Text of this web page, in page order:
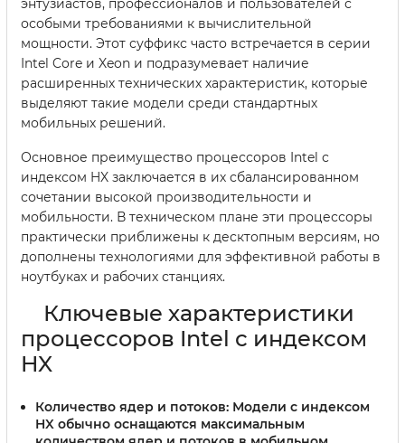
энтузиастов, профессионалов и пользователей с
особыми требованиями к вычислительной
мощности. Этот суффикс часто встречается в серии
Intel Core и Xeon и подразумевает наличие
расширенных технических характеристик, которые
выделяют такие модели среди стандартных
мобильных решений.
Основное преимущество процессоров Intel с
индексом HX заключается в их сбалансированном
сочетании высокой производительности и
мобильности. В техническом плане эти процессоры
практически приближены к десктопным версиям, но
дополнены технологиями для эффективной работы в
ноутбуках и рабочих станциях.
Ключевые характеристики
процессоров Intel с индексом
HX
Количество ядер и потоков: Модели с индексом
HX обычно оснащаются максимальным